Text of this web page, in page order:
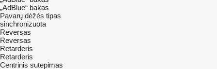
„AdBlue“ bakas
Pavarų dėžės tipas
sinchronizuota
Reversas
Reversas
Retarderis
Retarderis
Centrinis sutepimas